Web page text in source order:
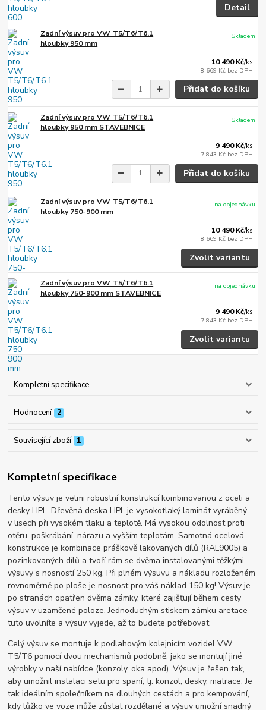
Detail
Zadní výsuv pro VW T5/T6/T6.1
hloubky 950 mm
10 490 Kč/ks
8 669 Kč bez DPH
Skladem
Přidat do košíku
Zadní výsuv pro VW T5/T6/T6.1
hloubky 950 mm STAVEBNICE
9 490 Kč/ks
7 843 Kč bez DPH
Skladem
Přidat do košíku
Zadní výsuv pro VW T5/T6/T6.1
hloubky 750-900 mm
10 490 Kč/ks
8 669 Kč bez DPH
na objednávku
Zvolit variantu
Zadní výsuv pro VW T5/T6/T6.1
hloubky 750-900 mm STAVEBNICE
9 490 Kč/ks
7 843 Kč bez DPH
na objednávku
Zvolit variantu
Kompletní specifikace
Hodnocení 2
Související zboží 1
Kompletní specifikace
Tento výsuv je velmi robustní konstrukcí kombinovanou z oceli a
desky HPL. Dřevěná deska HPL je vysokotlaký laminát vyráběný
v lisech při vysokém tlaku a teplotě. Má vysokou odolnost proti
otěru, poškrábání, nárazu a vyšším teplotám. Samotná ocelová
konstrukce je kombinace práškově lakovaných dílů (RAL9005) a
pozinkovaných dílů a tvoří rám se dvěma instalovanými těžkými
výsuvy s nosností 250 kg. Při plném výsuvu a nákladu rozloženém
rovnoměrně po ploše je nosnost pro váš náklad 150 kg! Výsuv je
po stranách opatřen dvěma zámky, které zajišťují během cesty
výsuv v uzamčené poloze. Jednoduchým stiskem zámku aretace
tuto uvolníte a výsuv vyjede, až to budete potřebovat.
Celý výsuv se montuje k podlahovým kolejnicím vozidel VW
T5/T6 pomocí dvou mechanismů podobně, jako se montují jiné
výrobky v naší nabídce (konzoly, oka apod). Výsuv je řešen tak,
aby umožnil instalaci setu pro spaní, tj. konzol, desky, matrace. Je
tak ideálním společníkem na dlouhých cestách a pro kempování,
kdy lůžko ve voze může zůstat rozdělané a výsuv umožní snadný